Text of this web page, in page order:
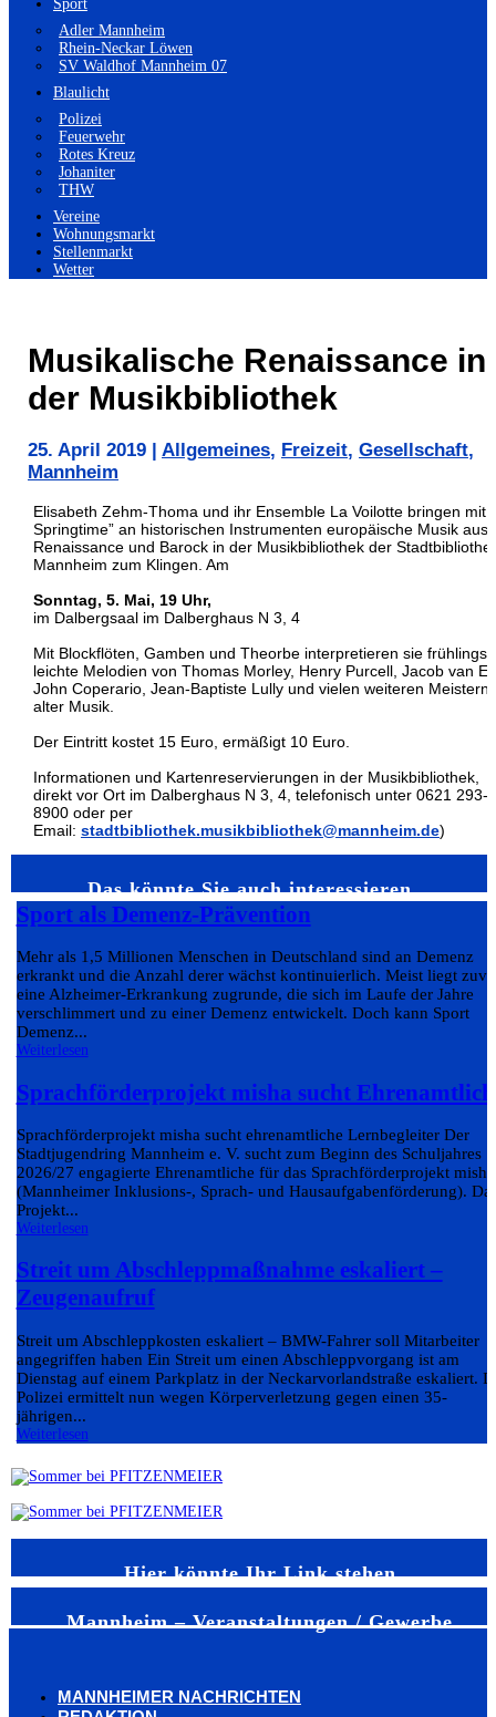
Sport
Adler Mannheim
Rhein-Neckar Löwen
SV Waldhof Mannheim 07
Blaulicht
Polizei
Feuerwehr
Rotes Kreuz
Johaniter
THW
Vereine
Wohnungsmarkt
Stellenmarkt
Wetter
Musikalische Renaissance in
der Musikbibliothek
25. April 2019 Allgemeines, Freizeit, Gesellschaft,
Mannheim
Elisabeth Zehm-Thoma und ihr Ensemble La Voilotte bringen mit
Springtime” an historischen Instrumenten europäische Musik aus
Renaissance und Barock in der Musikbibliothek der
Mannheim zum Klingen. Am
Sonntag, 5. Mai, 19 Uhr,
im Dalbergsaal im Dalberghaus N 3, 4
Mit Blockflöten, Gamben und Theorbe interpretieren sie
leichte Melodien von Thomas Morley, Henry Purcell, Jacob van
John Coperario, Jean-Baptiste Lully und vielen weiteren Meistern
alter Musik.
Der Eintritt kostet 15 Euro, ermäßigt 10 Euro.
Informationen und Kartenreservierungen in der Musikbibliothek,
direkt vor Ort im Dalberghaus N 3, 4, telefonisch unter 0621 293-
8900 oder per
Email: stadtbibliothek.musikbibliothek@mannheim.de)
Das könnte Sie auch interessieren…
Sport als Demenz-Prävention
Mehr als 1,5 Millionen Menschen in Deutschland sind an Demenz
erkrankt und die Anzahl derer wächst kontinuierlich. Meist liegt
eine Alzheimer-Erkrankung zugrunde, die sich im Laufe der Jahre
verschlimmert und zu einer Demenz entwickelt. Doch kann Sport
Demenz...
Weiterlesen
Sprachförderprojekt misha sucht
Sprachförderprojekt misha sucht ehrenamtliche Lernbegleiter Der
Stadtjugendring Mannheim e. V. sucht zum Beginn des Schuljahres
2026/27 engagierte Ehrenamtliche für das Sprachförderprojekt misha
(Mannheimer Inklusions-, Sprach- und Hausaufgabenförderung).
Projekt...
Weiterlesen
Streit um Abschleppmaßnahme eskaliert –
Zeugenaufruf
Streit um Abschleppkosten eskaliert – BMW-Fahrer soll Mitarbeiter
angegriffen haben Ein Streit um einen Abschleppvorgang ist am
Dienstag auf einem Parkplatz in der Neckarvorlandstraße eskaliert.
Polizei ermittelt nun wegen Körperverletzung gegen einen 35-
jährigen...
Weiterlesen
Hier könnte Ihr Link stehen
Mannheim – Veranstaltungen / Gewerbe
MANNHEIMER NACHRICHTEN